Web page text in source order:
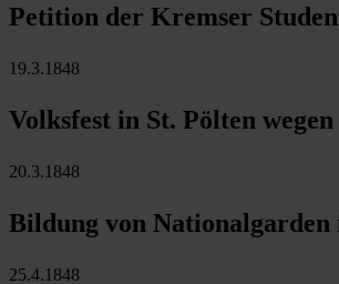
Petition der Kremser
19.3.1848
Volksfest in St. Pölten
20.3.1848
Bildung von Nationalgarden
25.4.1848